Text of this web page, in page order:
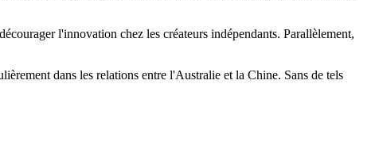
l'innovation chez les créateurs indépendants. Parallèlement,
dans les relations entre l'Australie et la Chine. Sans de tels